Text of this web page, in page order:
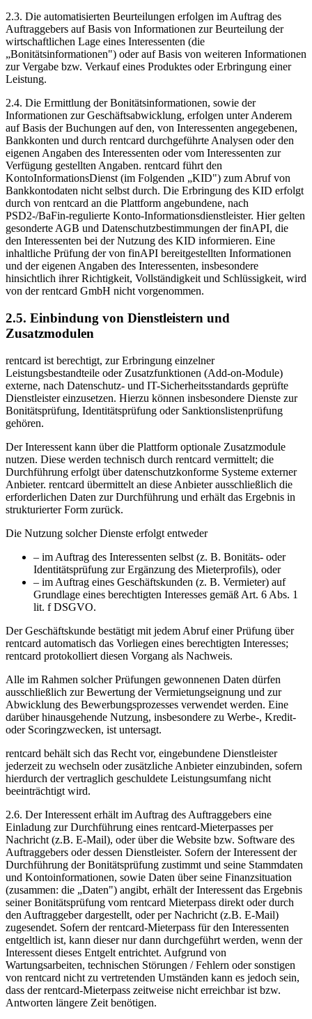
2.3. Die automatisierten Beurteilungen erfolgen im Auftrag des
Auftraggebers auf Basis von Informationen zur Beurteilung der
wirtschaftlichen Lage eines Interessenten (die
„Bonitätsinformationen") oder auf Basis von weiteren Informationen
zur Vergabe bzw. Verkauf eines Produktes oder Erbringung einer
Leistung.
2.4. Die Ermittlung der Bonitätsinformationen, sowie der
Informationen zur Geschäftsabwicklung, erfolgen unter Anderem
auf Basis der Buchungen auf den, von Interessenten angegebenen,
Bankkonten und durch rentcard durchgeführte Analysen oder den
eigenen Angaben des Interessenten oder vom Interessenten zur
Verfügung gestellten Angaben. rentcard führt den
KontoInformationsDienst (im Folgenden „KID") zum Abruf von
Bankkontodaten nicht selbst durch. Die Erbringung des KID erfolgt
durch von rentcard an die Plattform angebundene, nach
PSD2-/BaFin-regulierte Konto-Informationsdienstleister. Hier gelten
gesonderte AGB und Datenschutzbestimmungen der finAPI, die
den Interessenten bei der Nutzung des KID informieren. Eine
inhaltliche Prüfung der von finAPI bereitgestellten Informationen
und der eigenen Angaben des Interessenten, insbesondere
hinsichtlich ihrer Richtigkeit, Vollständigkeit und Schlüssigkeit, wird
von der rentcard GmbH nicht vorgenommen.
2.5. Einbindung von Dienstleistern und
Zusatzmodulen
rentcard ist berechtigt, zur Erbringung einzelner
Leistungsbestandteile oder Zusatzfunktionen (Add-on-Module)
externe, nach Datenschutz- und IT-Sicherheitsstandards geprüfte
Dienstleister einzusetzen. Hierzu können insbesondere Dienste zur
Bonitätsprüfung, Identitätsprüfung oder Sanktionslistenprüfung
gehören.
Der Interessent kann über die Plattform optionale Zusatzmodule
nutzen. Diese werden technisch durch rentcard vermittelt; die
Durchführung erfolgt über datenschutzkonforme Systeme externer
Anbieter. rentcard übermittelt an diese Anbieter ausschließlich die
erforderlichen Daten zur Durchführung und erhält das Ergebnis in
strukturierter Form zurück.
Die Nutzung solcher Dienste erfolgt entweder
– im Auftrag des Interessenten selbst (z. B. Bonitäts- oder
Identitätsprüfung zur Ergänzung des Mieterprofils), oder
– im Auftrag eines Geschäftskunden (z. B. Vermieter) auf
Grundlage eines berechtigten Interesses gemäß Art. 6 Abs. 1
lit. f DSGVO.
Der Geschäftskunde bestätigt mit jedem Abruf einer Prüfung über
rentcard automatisch das Vorliegen eines berechtigten Interesses;
rentcard protokolliert diesen Vorgang als Nachweis.
Alle im Rahmen solcher Prüfungen gewonnenen Daten dürfen
ausschließlich zur Bewertung der Vermietungseignung und zur
Abwicklung des Bewerbungsprozesses verwendet werden. Eine
darüber hinausgehende Nutzung, insbesondere zu Werbe-, Kredit-
oder Scoringzwecken, ist untersagt.
rentcard behält sich das Recht vor, eingebundene Dienstleister
jederzeit zu wechseln oder zusätzliche Anbieter einzubinden, sofern
hierdurch der vertraglich geschuldete Leistungsumfang nicht
beeinträchtigt wird.
2.6. Der Interessent erhält im Auftrag des Auftraggebers eine
Einladung zur Durchführung eines rentcard-Mieterpasses per
Nachricht (z.B. E-Mail), oder über die Website bzw. Software des
Auftraggebers oder dessen Dienstleister. Sofern der Interessent der
Durchführung der Bonitätsprüfung zustimmt und seine Stammdaten
und Kontoinformationen, sowie Daten über seine Finanzsituation
(zusammen: die „Daten") angibt, erhält der Interessent das Ergebnis
seiner Bonitätsprüfung vom rentcard Mieterpass direkt oder durch
den Auftraggeber dargestellt, oder per Nachricht (z.B. E-Mail)
zugesendet. Sofern der rentcard-Mieterpass für den Interessenten
entgeltlich ist, kann dieser nur dann durchgeführt werden, wenn der
Interessent dieses Entgelt entrichtet. Aufgrund von
Wartungsarbeiten, technischen Störungen / Fehlern oder sonstigen
von rentcard nicht zu vertretenden Umständen kann es jedoch sein,
dass der rentcard-Mieterpass zeitweise nicht erreichbar ist bzw.
Antworten längere Zeit benötigen.